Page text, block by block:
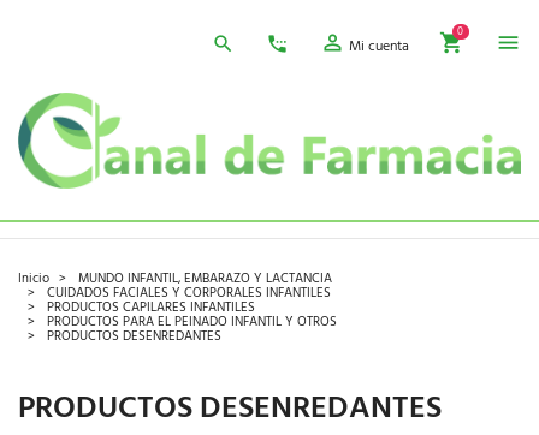
Mi cuenta
0
Inicio MUNDO INFANTIL, EMBARAZO Y LACTANCIA
CUIDADOS FACIALES Y CORPORALES INFANTILES
PRODUCTOS CAPILARES INFANTILES
PRODUCTOS PARA EL PEINADO INFANTIL Y OTROS
PRODUCTOS DESENREDANTES
PRODUCTOS DESENREDANTES